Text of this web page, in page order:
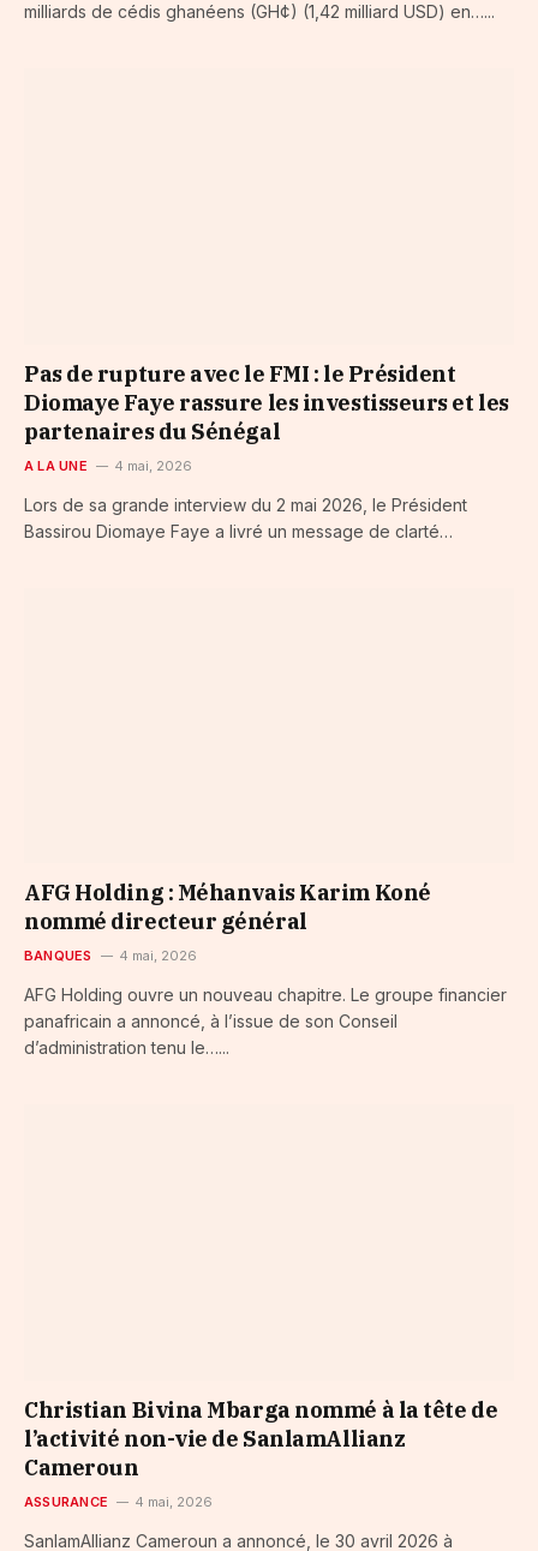
milliards de cédis ghanéens (GH¢) (1,42 milliard USD) en…...
Pas de rupture avec le FMI : le Président
Diomaye Faye rassure les investisseurs et les
partenaires du Sénégal
A LA UNE 4 mai, 2026
Lors de sa grande interview du 2 mai 2026, le Président
Bassirou Diomaye Faye a livré un message de clarté…
AFG Holding : Méhanvais Karim Koné
nommé directeur général
BANQUES 4 mai, 2026
AFG Holding ouvre un nouveau chapitre. Le groupe financier
panafricain a annoncé, à l’issue de son Conseil
d’administration tenu le…...
Christian Bivina Mbarga nommé à la tête de
l’activité non-vie de SanlamAllianz
Cameroun
ASSURANCE 4 mai, 2026
SanlamAllianz Cameroun a annoncé, le 30 avril 2026 à